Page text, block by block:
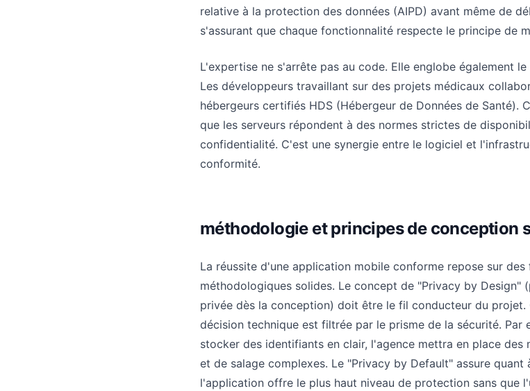
relative à la protection des données (AIPD) avant même de
s'assurant que chaque fonctionnalité respecte le principe de
L'expertise ne s'arrête pas au code. Elle englobe également
Les développeurs travaillant sur des projets médicaux
hébergeurs certifiés HDS (Hébergeur de Données de Santé).
que les serveurs répondent à des normes strictes de
confidentialité. C'est une synergie entre le logiciel et
conformité.
méthodologie et principes de conception
La réussite d'une application mobile conforme repose sur des
méthodologiques solides. Le concept de "Privacy by Design"
privée dès la conception) doit être le fil conducteur du projet.
décision technique est filtrée par le prisme de la sécurité. Par
stocker des identifiants en clair, l'agence mettra en place des
et de salage complexes. Le "Privacy by Default" assure quant
l'application offre le plus haut niveau de protection sans que